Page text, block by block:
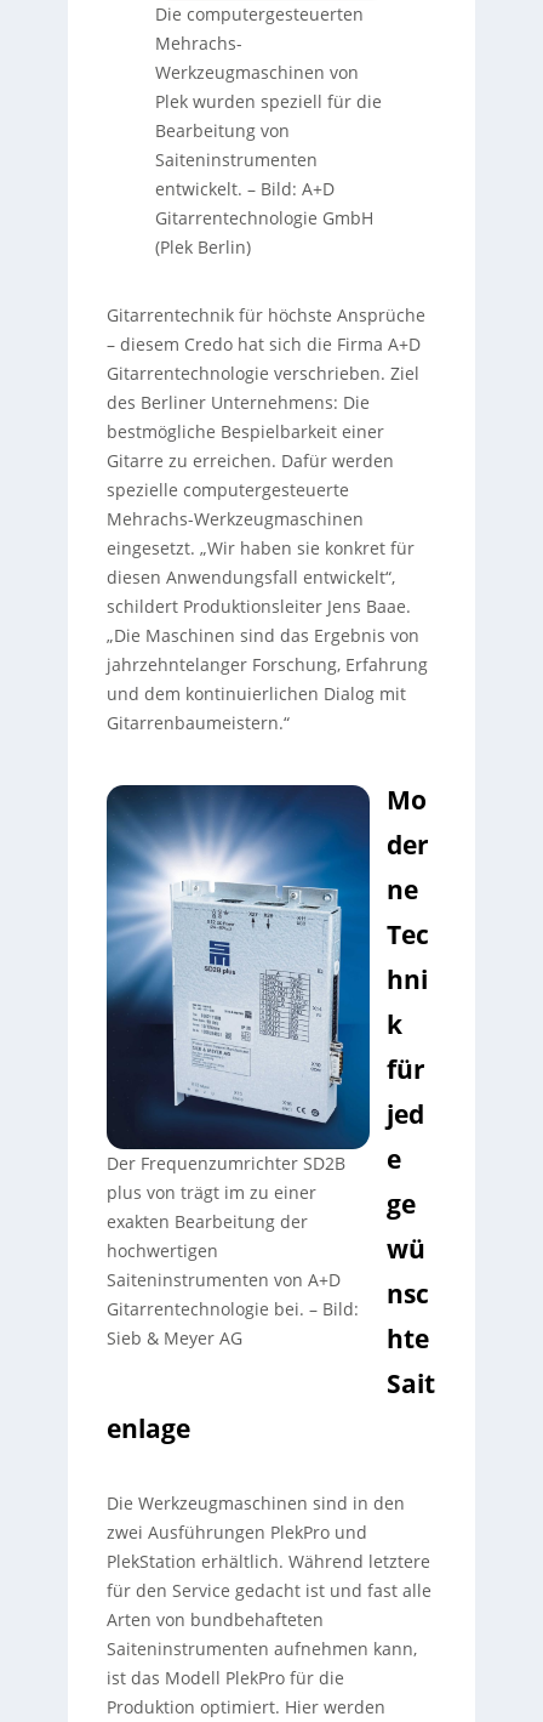
Die computergesteuerten
Mehrachs-
Werkzeugmaschinen von
Plek wurden speziell für die
Bearbeitung von
Saiteninstrumenten
entwickelt. – Bild: A+D
Gitarrentechnologie GmbH
(Plek Berlin)
Gitarrentechnik für höchste Ansprüche
– diesem Credo hat sich die Firma A+D
Gitarrentechnologie verschrieben. Ziel
des Berliner Unternehmens: Die
bestmögliche Bespielbarkeit einer
Gitarre zu erreichen. Dafür werden
spezielle computergesteuerte
Mehrachs-Werkzeugmaschinen
eingesetzt. „Wir haben sie konkret für
diesen Anwendungsfall entwickelt“,
schildert Produktionsleiter Jens Baae.
„Die Maschinen sind das Ergebnis von
jahrzehntelanger Forschung, Erfahrung
und dem kontinuierlichen Dialog mit
Gitarrenbaumeistern.“
Der Frequenzumrichter SD2B
plus von trägt im zu einer
exakten Bearbeitung der
hochwertigen
Saiteninstrumenten von A+D
Gitarrentechnologie bei. – Bild:
Sieb & Meyer AG
Mo
der
ne
Tec
hni
k
für
jed
e
ge
wü
nsc
hte
Sait
enlage
Die Werkzeugmaschinen sind in den
zwei Ausführungen PlekPro und
PlekStation erhältlich. Während letztere
für den Service gedacht ist und fast alle
Arten von bundbehafteten
Saiteninstrumenten aufnehmen kann,
ist das Modell PlekPro für die
Produktion optimiert. Hier werden